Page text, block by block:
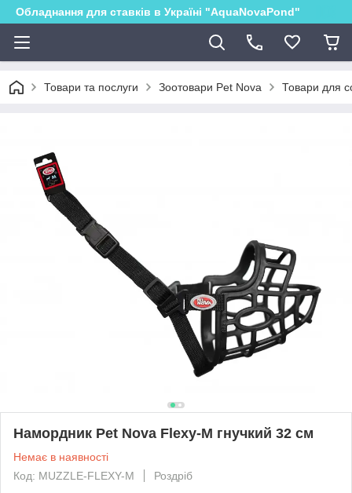
Обладнання для ставків в Україні "AquaNovaPond"
Товари та послуги Зоотовари Pet Nova Товари для
Намордник Pet Nova Flexy-M гнучкий 32 см
Немає в наявності
Код: MUZZLE-FLEXY-M
Роздріб